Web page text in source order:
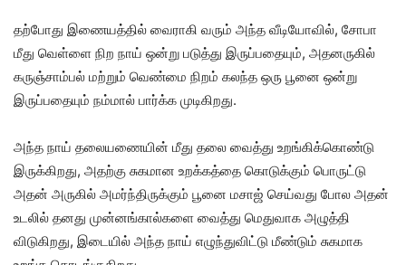
தற்போது இணையத்தில் வைராகி வரும் அந்த வீடியோவில், சோபா
மீது வெள்ளை நிற நாய் ஒன்று படுத்து இருப்பதையும், அதனருகில்
கருஞ்சாம்பல் மற்றும் வெண்மை நிறம் கலந்த ஒரு பூனை ஒன்று
இருப்பதையும் நம்மால் பார்க்க முடிகிறது.
அந்த நாய் தலையணையின் மீது தலை வைத்து உறங்கிக்கொண்டு
இருக்கிறது, அதற்கு சுகமான உறக்கத்தை கொடுக்கும் பொருட்டு
அதன் அருகில் அமர்ந்திருக்கும் பூனை மசாஜ் செய்வது போல அதன்
உடலில் தனது முன்னங்கால்களை வைத்து மெதுவாக அழுத்தி
விடுகிறது, இடையில் அந்த நாய் எழுந்துவிட்டு மீண்டும் சுகமாக